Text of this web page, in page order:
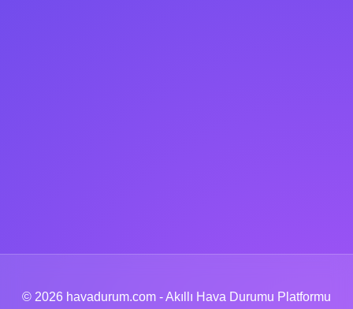
© 2026 havadurum.com - Akıllı Hava Durumu Platformu